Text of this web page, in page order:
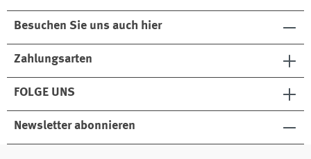
Besuchen Sie uns auch hier
Zahlungsarten
FOLGE UNS
Newsletter abonnieren